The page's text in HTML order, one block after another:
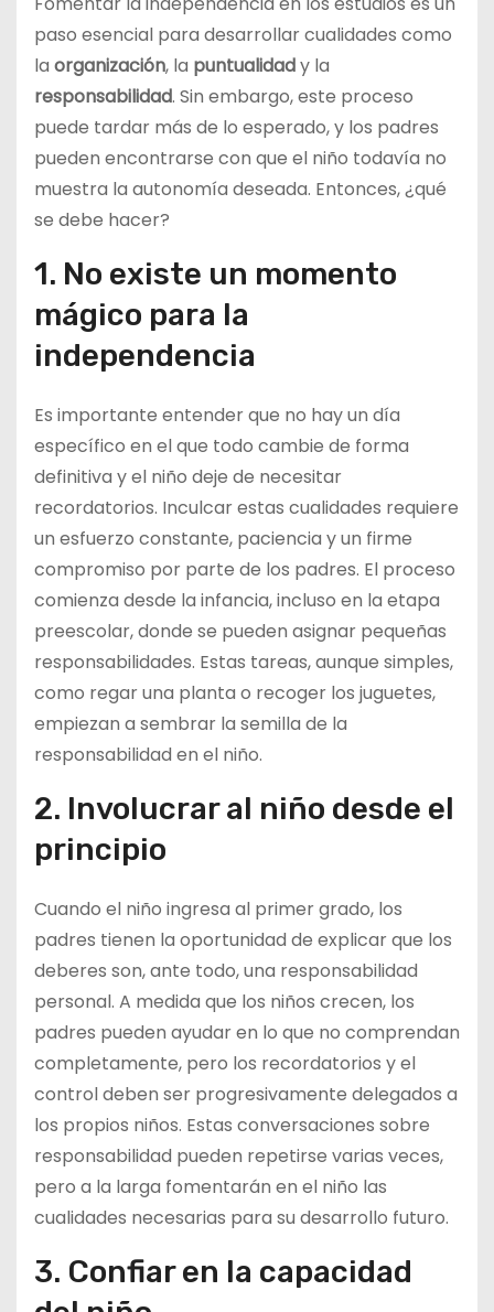
paso esencial para desarrollar cualidades como
la organización, la puntualidady la
responsabilidad. Sin embargo, este proceso
puede tardar más de lo esperado, y los padres
pueden encontrarse con que el niño todavía no
muestra la autonomía deseada. Entonces, ¿qué
se debe hacer?
1. No existe un momento
mágico para la
independencia
Es importante entender que no hay un día
específico en el que todo cambie de forma
definitiva y el niño deje de necesitar
recordatorios. Inculcar estas cualidades requiere
un esfuerzo constante, paciencia y un firme
compromiso por parte de los padres. El proceso
comienza desde la infancia, incluso en la etapa
preescolar, donde se pueden asignar pequeñas
responsabilidades. Estas tareas, aunque simples,
como regar una planta o recoger los juguetes,
empiezan a sembrar la semilla de la
responsabilidad en el niño.
2. Involucrar al niño desde el
principio
Cuando el niño ingresa al primer grado, los
padres tienen la oportunidad de explicar que los
deberes son, ante todo, una responsabilidad
personal. A medida que los niños crecen, los
padres pueden ayudar en lo que no comprendan
completamente, pero los recordatorios y el
control deben ser progresivamente delegados a
los propios niños. Estas conversaciones sobre
responsabilidad pueden repetirse varias veces,
pero a la larga fomentarán en el niño las
cualidades necesarias para su desarrollo futuro.
3. Confiar en la capacidad